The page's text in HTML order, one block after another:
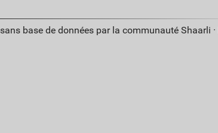
base de données par la communauté Shaarli ·